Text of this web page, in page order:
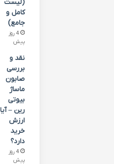
(لیست
کامل و
جامع)
4 روز
پیش
نقد و
بررسی
صابون
ماساژ
بیوتی
رین – آیا
ارزش
خرید
دارد؟
4 روز
پیش